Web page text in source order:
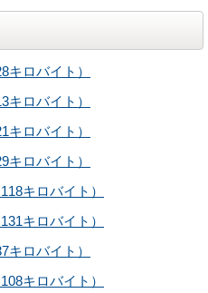
キロバイト）
キロバイト）
キロバイト）
キロバイト）
キロバイト）
キロバイト）
キロバイト）
キロバイト）